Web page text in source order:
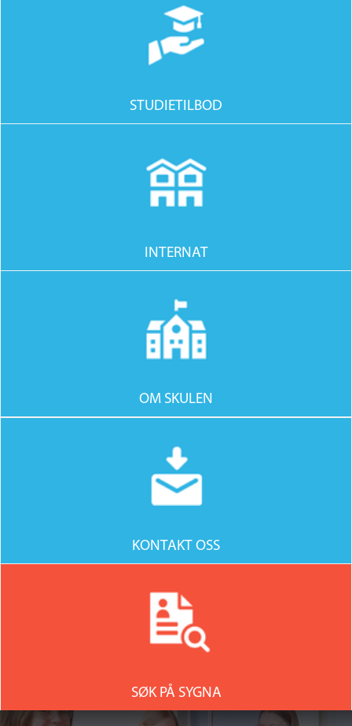
STUDIETILBOD
INTERNAT
OM SKULEN
KONTAKT OSS
SØK PÅ SYGNA